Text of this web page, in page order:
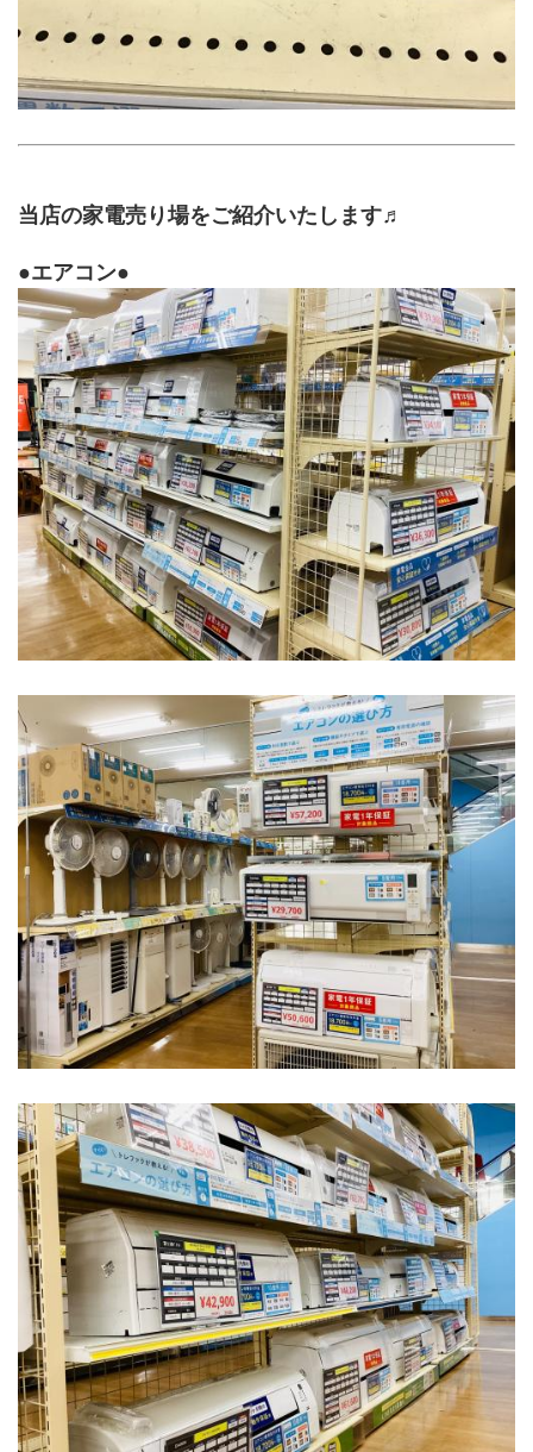
当店の家電売り場をご紹介いたします♬
●エアコン●